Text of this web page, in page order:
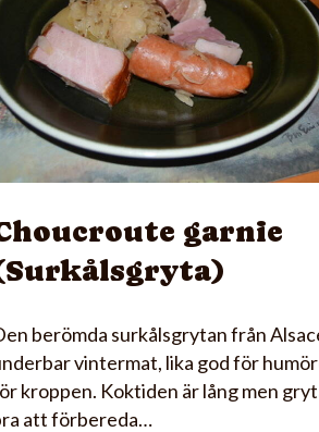
garnie
berömda surkålsgrytan från
vintermat, lika god för
kroppen. Koktiden är lång men
att förbereda…